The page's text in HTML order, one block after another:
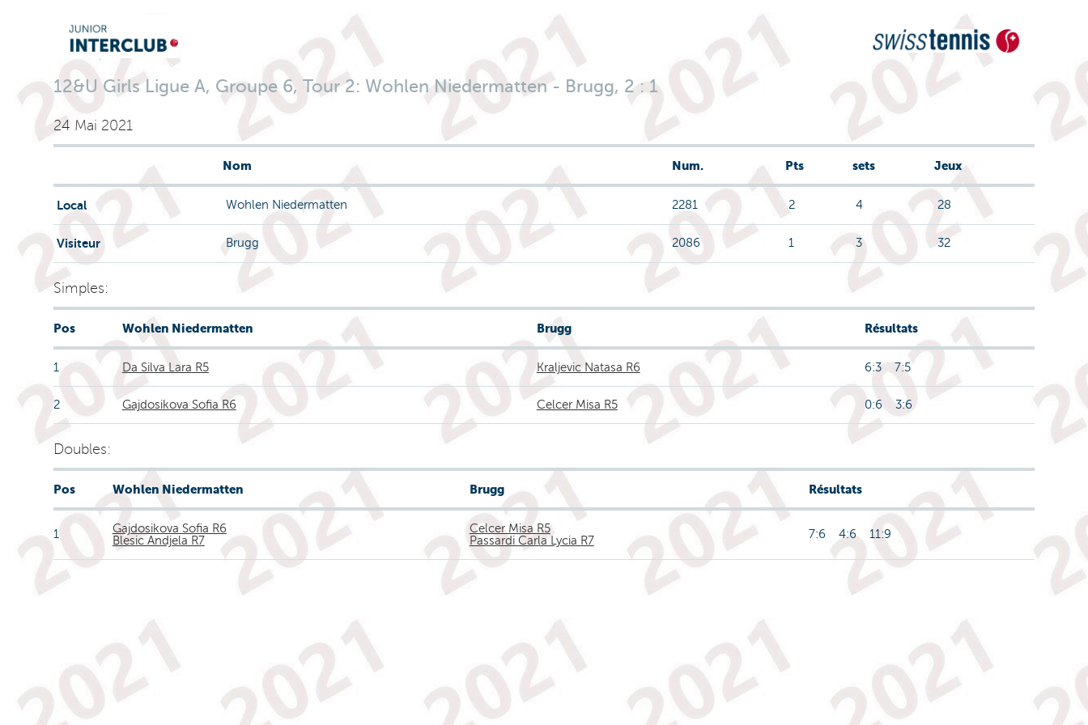
12&U Girls Ligue A, Groupe 6, Tour 2: Wohlen Niedermatten - Brugg, 2 : 1
24 Mai 2021
Nom Num. Pts sets Jeux
Local Wohlen Niedermatten 2281 2 4 28
Visiteur Brugg 2086 1 3 32
Simples:
Pos Wohlen Niedermatten Brugg Résultats
1 Da Silva Lara R5 Kraljevic Natasa R6 6:3 7:5
2 Gajdosikova Sofia R6 Celcer Misa R5 0:6 3:6
Doubles:
Pos Wohlen Niedermatten Brugg Résultats
1
Gajdosikova Sofia R6
Blesic Andjela R7
Celcer Misa R5
Passardi Carla Lycia R7
7:6 4:6 11:9